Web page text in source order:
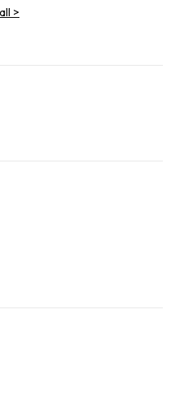
Undaria Pinnatifida
>